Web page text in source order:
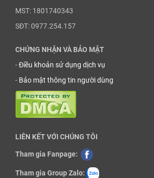
MST: 1801740343
SĐT: 0977.254.157
CHỨNG NHẬN VÀ BẢO MẬT
-Điều khoản sử dụng dịch vụ
- Bảo mật thông tin người dùng
LIÊN KẾT VỚI CHÚNG TÔI
Tham gia Fanpage:
Tham gia Group Zalo: